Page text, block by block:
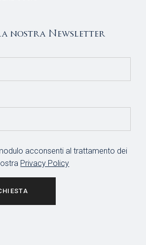
nostra Newsletter
acconsenti al trattamento dei
Privacy Policy